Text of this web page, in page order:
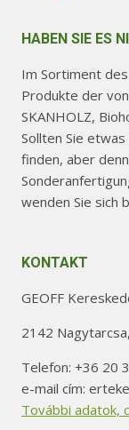
HABEN SIE ES
Im Sortiment
Produkte der
SKANHOLZ,
Sollten Sie
finden, aber
wenden Sie sich
KONTAKT
GEOFF
2142
Telefon: +36 20
e-mail cím:
További adatok,